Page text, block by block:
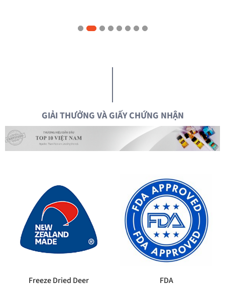
GIẢI THƯỞNG VÀ GIẤY CHỨNG NHẬN
GMP Vietnam Leading Brands